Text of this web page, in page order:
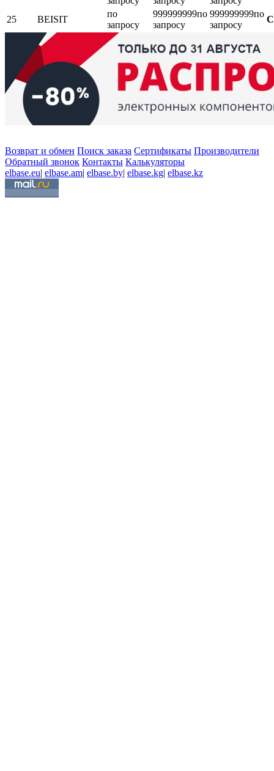
25
BEISIT
по
запросу
999999999по
запросу
999999999по
запросу
Возврат и обмен Поиск заказа Сертификаты Производители
Обратный звонок Контакты Калькуляторы
elbase.eu| elbase.am| elbase.by| elbase.kg| elbase.kz